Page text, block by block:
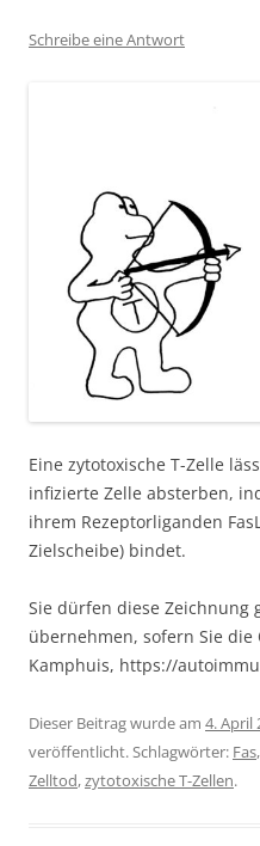
Schreibe eine Antwort
Eine zytotoxische T-Zelle
infizierte Zelle absterben,
ihrem Rezeptorliganden
Zielscheibe) bindet.
Sie dürfen diese Zeichnung
übernehmen, sofern Sie
Kamphuis, https://
Dieser Beitrag wurde am 4. April
veröffentlicht. Schlagwörter: Fas,
Zelltod,zytotoxische T-Zellen.